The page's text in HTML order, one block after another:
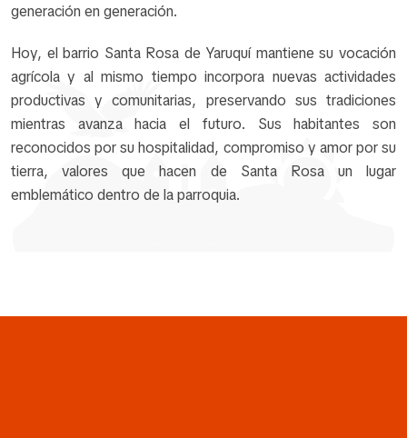
generación en generación.
Hoy, el barrio Santa Rosa de Yaruquí mantiene su vocación
agrícola y al mismo tiempo incorpora nuevas actividades
productivas y comunitarias, preservando sus tradiciones
mientras avanza hacia el futuro. Sus habitantes son
reconocidos por su hospitalidad, compromiso y amor por su
tierra, valores que hacen de Santa Rosa un lugar
emblemático dentro de la parroquia.